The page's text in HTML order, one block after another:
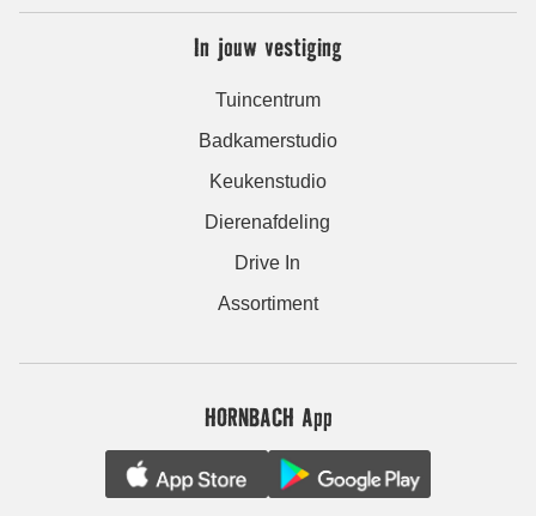
In jouw vestiging
Tuincentrum
Badkamerstudio
Keukenstudio
Dierenafdeling
Drive In
Assortiment
HORNBACH App